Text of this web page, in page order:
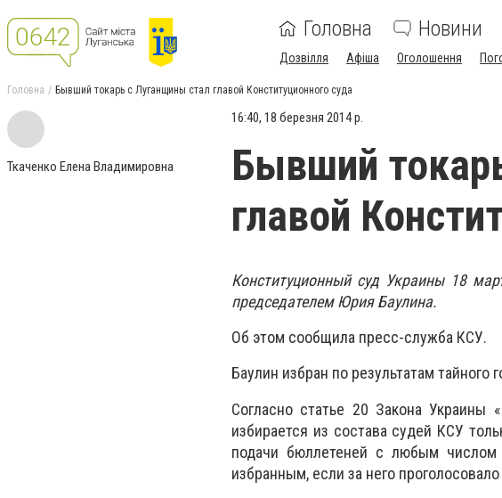
Головна Новини
Дозвілля Афіша Оголошення
Головна Бывший токарь с Луганщины стал главой Конституционного суда
Ткаченко Елена Владимировна
16:40, 18 березня 2014 р.
Бывший
главой
Конституционный суд Украины 18
председателем Юрия Баулина.
Об этом сообщила пресс-служба КСУ.
Баулин избран по результатам тайного
Согласно статье 20 Закона Украины
избирается из состава судей КСУ
подачи бюллетеней с любым числом
избранным, если за него